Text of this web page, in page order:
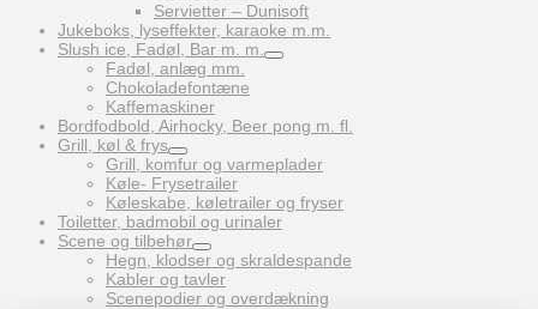
Servietter – Dunisoft
Jukeboks, lyseffekter, karaoke m.m.
Slush ice, Fadøl, Bar m. m.
Fadøl, anlæg mm.
Chokoladefontæne
Kaffemaskiner
Bordfodbold, Airhocky, Beer pong m. fl.
Grill, køl & frys
Grill, komfur og varmeplader
Køle- Frysetrailer
Køleskabe, køletrailer og fryser
Toiletter, badmobil og urinaler
Scene og tilbehør
Hegn, klodser og skraldespande
Kabler og tavler
Scenepodier og overdækning